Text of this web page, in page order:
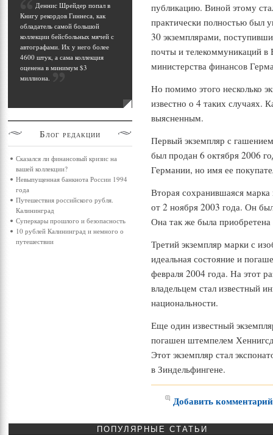
публикацию. Виной этому
практически полностью был
30 экземплярами,
почты и телекоммуникаций в
министерства финансов
Но помимо этого несколько
известно о 4 таких случаях.
выясненным.
Первый экземпляр с
был продан 6 октября 2006
Германии, но имя ее
Вторая сохранившаяся
от 2 ноября 2003 года. Он
Она так же была
Третий экземпляр марки с
идеальная состояние и
февраля 2004 года. На этот
владельцем стал известный
национальности.
Еще один известный
погашен штемпелем
Этот экземпляр стал
в Зиндельфингене.
Добавить комментарий
Деннис Шрейдер попал в
Книгу рекордов Гиннеса, как
обладатель самой большой
коллекции бейсбольных мячей с
автографами. Их у него более
4600 штук, а сама коллекция
оценена в минимум $3
миллиона.
Блог редакции
Сказался ли финансовый кризис на
вашей коллекции?
Невыпущенная банкнота России 1994
года
Путешествия российского рубля.
Калининград
Суперкары прошлого и безопасность
10 рублей Калининград и немного о
путешествии
ПОПУЛЯРНЫЕ СТАТЬИ